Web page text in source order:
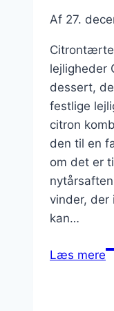
Af 27.
lejligheder
dessert,
festlige
citron
den til en
om det er
vinder,
kan…
Læs mere